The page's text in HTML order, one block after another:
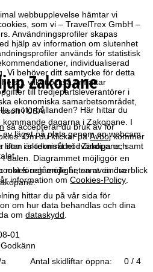
webbupplevelse hämtar vi
som vi – TravelTrex GmbH –
Användningsprofiler skapas
hjälp av information om slutenhet
används för statistisk
individualiserad
Vi behöver ditt samtycke för detta
vilket också omfattar
till tredjepartsleverantörer i
ekonomiska samarbetsområdet,
i USA.
så accepterar du bruk av för
Om du klickar påAvböjkommer
som är tekniskt nödvändiga och
och möjligheten av ändra
information omCookies-Policy
hittar du på vår sida för
om hur data behandlas och dina
omdataskydd
Godkänn
Zakopane
snöförhållanden? Här hittar du
dagarna i Zakopane. I
läget på plats genom en webcam.
liftar i skidområdet i Zakopane, samt
dalen. Diagrammet möjliggör en
mot föregående år, samt en överblick
01
Antal skidliftar öppna: 0 / 4